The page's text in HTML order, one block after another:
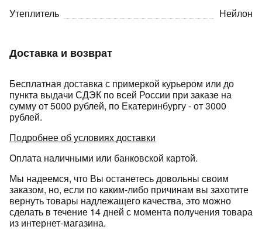
Доставка и возврат
Бесплатная доставка с примеркой курьером или до
пункта выдачи СДЭК по всей России при заказе на
сумму от 5000 рублей, по Екатеринбургу - от 3000
рублей.
Подробнее об условиях доставки
Оплата наличными или банковской картой.
Мы надеемся, что Вы останетесь довольны своим
заказом, но, если по каким-либо причинам вы захотите
вернуть товары надлежащего качества, это можно
сделать в течение 14 дней с момента получения товара
из интернет-магазина.
Утеплитель
Нейлон